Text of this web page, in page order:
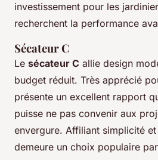
investissement pour les
recherchent la performance
Sécateur C
Le sécateur C allie design
budget réduit. Très apprécié
présente un excellent rapport
puisse ne pas convenir aux
envergure. Affiliant simplicité
demeure un choix populaire